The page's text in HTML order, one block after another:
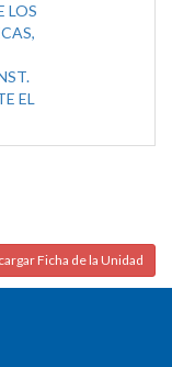
LOS
EL
Ficha de la Unidad